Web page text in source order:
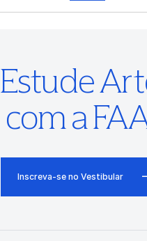
Estude
com a
Inscreva-se no Vestibular